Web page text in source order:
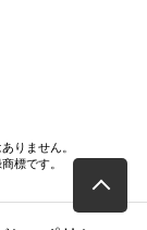
りません。
標です。